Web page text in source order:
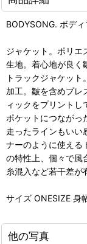
BODYSONG. ボデ
ジャケット。ポリエ
生地。着心地が良く
トラックジャケッ
加工。皺を含めプレ
ィックをプリントし
ポケットにつながっ
走ったラインもいい
ナーのように使える
の特性上、個々で風
糸混入など若干差が
サイズ ONESIZE
他の写真